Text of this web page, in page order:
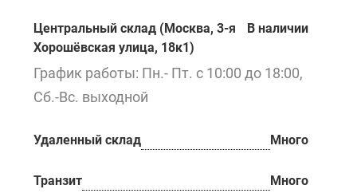
Центральный склад (Москва, 3-я
Хорошёвская улица, 18к1)
В наличии
График работы: Пн.- Пт. с 10:00 до 18:00,
Сб.-Вс. выходной
Удаленный склад Много
Транзит Много